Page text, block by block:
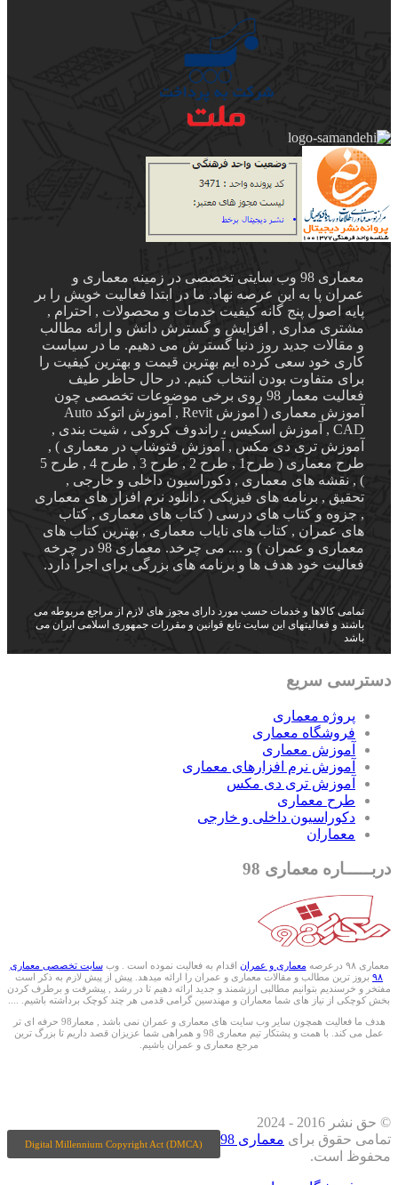
معماری 98 وب سایتی تخصصی در زمینه معماری و
عمران پا به این عرصه نهاد. ما در ابتدا فعالیت خویش را بر
پایه اصول پنج گانه کیفیت خدمات و محصولات , احترام ,
مشتری مداری , افزایش و گسترش دانش و ارائه مطالب
و مقالات جدید روز دنیا گسترش می دهیم. ما در سیاست
کاری خود سعی کرده ایم بهترین قیمت و بهترین کیفیت را
برای متفاوت بودن انتخاب کنیم. در حال حاظر طیف
فعالیت معمار 98 روی برخی موضوعات تخصصی چون
آموزش معماری ( آموزش Revit , آموزش اتوکد Auto
CAD , آموزش اسکیس ، راندوف کروکی ، شیت بندی ,
آموزش تری دی مکس , آموزش فتوشاپ در معماری ) ,
طرح معماری ( طرح1 , طرح 2 , طرح 3 , طرح 4 , طرح 5
) , نقشه های معماری , دکوراسیون داخلی و خارجی ,
تحقیق , برنامه های فیزیکی , دانلود نرم افزار های معماری
, جزوه و کتاب های درسی ( کتاب های معماری , کتاب
های عمران , کتاب های نایاب معماری , بهترین کتاب های
معماری و عمران ) و .... می چرخد. معماری 98 در چرخه
فعالیت خود هدف ها و برنامه های بزرگی برای اجرا دارد.
تمامی کالاها و خدمات حسب مورد دارای مجوز های لازم از مراجع مربوطه می
باشند و فعالیتهای این سایت تابع قوانین و مقررات جمهوری اسلامی ایران می
باشد
دسترسی سریع
پروژه معماری
فروشگاه معماری
آموزش معماری
آموزش نرم افزارهای معماری
آموزش تری دی مکس
طرح معماری
دکوراسیون داخلی و خارجی
معماران
دربـــــاره معماری 98
معماری ۹۸ درعرصه معماری و عمران اقدام به فعالیت نموده است . وبسایت تخصصی معماری
۹۸ بروز ترین مطالب و مقالات معماری و عمران را ارائه میدهد. پیش از پیش لازم به ذکر است
مفتخر و خرسندیم بتوانیم مطالبی ارزشمند و جدید ارائه دهیم تا در رشد , پیشرفت و برطرف کردن
بخش کوچکی از نیاز های شما معماران و مهندسین گرامی قدمی هر چند کوچک برداشته باشیم. ....
هدف ما فعالیت همچون سایر وب سایت های معماری و عمران نمی باشد , معمار98 حرفه ای تر
عمل می کند. با همت و پشتکار تیم معماری 98 و همراهی شما عزیزان قصد داریم تا بزرگ ترین
مرجع معماری و عمران باشیم.
Digital Millennium Copyright Act (DMCA)
© حق نشر 2016 - 2024
تمامی حقوق برای معماری 98
محفوظ است.